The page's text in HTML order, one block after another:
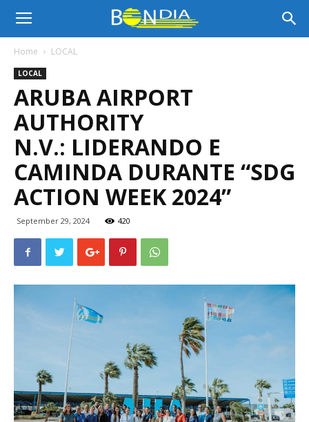
Bon
Dia
Aruba
Noticia
Home LOCAL
LOCAL
ARUBA AIRPORT
AUTHORITY
N.V.: LIDERANDO E
CAMINDA DURANTE “SDG
ACTION WEEK 2024”
September 29, 2024 420